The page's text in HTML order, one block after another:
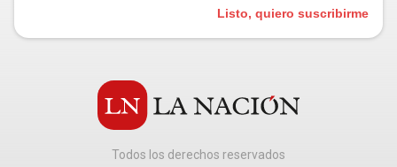
Listo, quiero suscribirme
Todos los derechos reservados